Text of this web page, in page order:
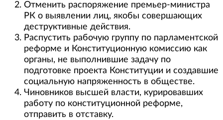
Отменить распоряжение премьер-министра
РК о выявлении лиц, якобы совершающих
деструктивные действия.
Распустить рабочую группу по парламентской
реформе и Конституционную комиссию как
органы, не выполнившие задачу по
подготовке проекта Конституции и создавшие
социальную напряженность в обществе.
Чиновников высшей власти, курировавших
работу по конституционной реформе,
отправить в отставку.